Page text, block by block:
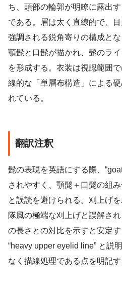
ち、頭部の輪郭が明瞭に露出
である。眉は太く直線的で、
強調される鋭角寄りの構成と
顎髭と口髭が描かれ、髭のラ
を形成する。衣装は視認範囲
線的な「単層布構造」による
れている。
翻訳注釈
髭の表現を英語にする際、
されやすく、顎髭＋口髭の組
と誤読を避けられる。刈上げ
隊風の極端な刈上げと誤解さ
の長さとの対比を示すと安定
“heavy upper eyelid line” と説
なく描線処理である点を明記す